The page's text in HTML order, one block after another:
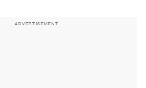
ADVERTISEMENT